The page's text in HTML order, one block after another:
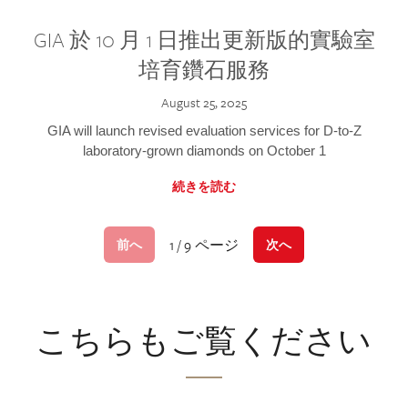
GIA 於 10 月 1 日推出更新版的實驗室
培育鑽石服務
August 25, 2025
GIA will launch revised evaluation services for D-to-Z
laboratory-grown diamonds on October 1
続きを読む
前へ 1 / 9 ページ 次へ
こちらもご覧ください